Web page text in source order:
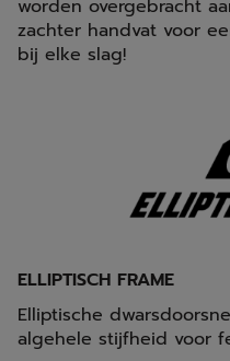
worden overgebracht
zachter handvat voor
bij elke slag!
ELLIPTISCH FRAME
Elliptische
algehele stijfheid voor